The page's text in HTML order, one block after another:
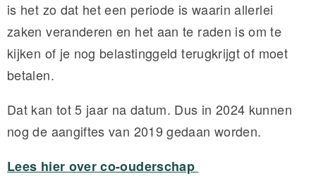
is het zo dat het een periode is waarin allerlei
zaken veranderen en het aan te raden is om te
kijken of je nog belastinggeld terugkrijgt of moet
betalen.
Dat kan tot 5 jaar na datum. Dus in 2024 kunnen
nog de aangiftes van 2019 gedaan worden.
Lees hier over co-ouderschap